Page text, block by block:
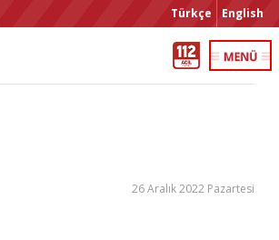
Türkçe English
26 Aralık 2022 Pazartesi